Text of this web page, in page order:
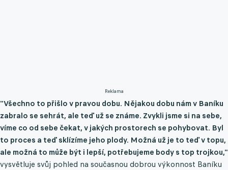
Reklama
"Všechno to přišlo v pravou dobu. Nějakou dobu nám v Baníku
zabralo se sehrát, ale teď už se známe. Zvykli jsme si na sebe,
víme co od sebe čekat, v jakých prostorech se pohybovat. Byl
to proces a teď sklízíme jeho plody. Možná už je to teď v topu,
ale možná to může být i lepší, potřebujeme body s top trojkou,"
vysvětluje svůj pohled na současnou dobrou výkonnost Baníku